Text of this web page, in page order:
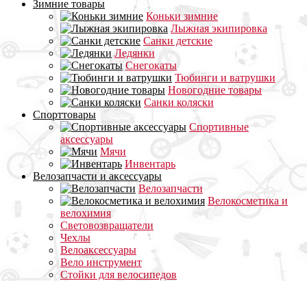
Зимние товары
Коньки зимние
Лыжная экипировка
Санки детские
Ледянки
Снегокаты
Тюбинги и ватрушки
Новогодние товары
Санки коляски
Спорттовары
Спортивные
аксессуары
Мячи
Инвентарь
Велозапчасти и аксессуары
Велозапчасти
Велокосметика и
велохимия
Световозвращатели
Чехлы
Велоаксессуары
Вело инструмент
Стойки для велосипедов